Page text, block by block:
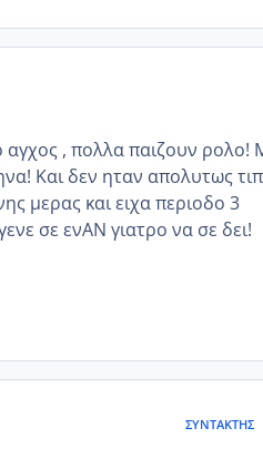
αγχος , πολλα παιζουν ρολο!
Και δεν ηταν απολυτως
μερας και ειχα περιοδο 3
σε ενΑΝ γιατρο να σε δει!
ΣΥΝΤΆΚΤΗΣ